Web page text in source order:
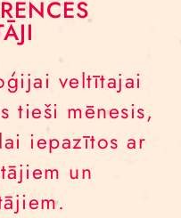
veltītajai
tieši mēnesis,
iepazītos ar
un